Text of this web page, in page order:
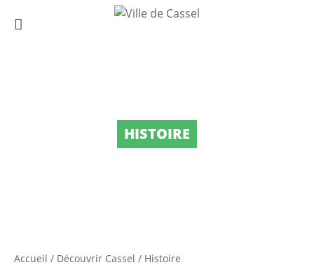
HISTOIRE
Accueil / Découvrir Cassel / Histoire